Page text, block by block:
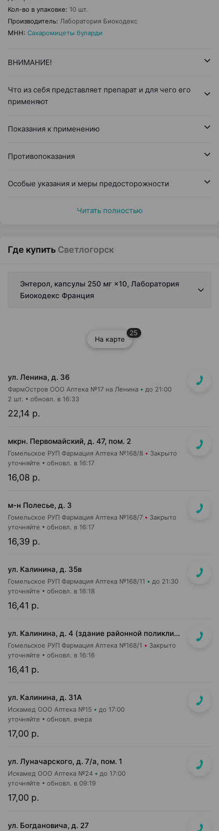
Кол-во в упаковке: 10 шт.
Производитель: Лаборатория Биокодекс
МНН: Сахаромицеты буларди
ВНИМАНИЕ!
Что из себя представляет препарат и для чего его
применяют
Показания к применению
Противопоказания
Особые указания и меры предосторожности
Читать полностью
Где купить Светлогорск
Энтерол, капсулы 250 мг ×10, Лаборатория
Биокодекс Франция
На карте
25
ул. Ленина, д. 36
ФармОстров ООО Аптека №17 на Ленина до 21:00
22,14 р.
2 шт. обновл. в 16:33
мкрн. Первомайский, д. 47, пом. 2
Гомельское РУП Фармация Аптека №168/8 Закрыто
16,08 р.
уточняйте обновл. в 16:17
м-н Полесье, д. 3
Гомельское РУП Фармация Аптека №168/7 Закрыто
16,39 р.
уточняйте обновл. в 16:17
ул. Калинина, д. 35в
Гомельское РУП Фармация Аптека №168/11 до 21:30
16,41 р.
уточняйте обновл. в 16:18
ул. Калинина, д. 4 (здание районной поликлиники)
Гомельское РУП Фармация Аптека №168/1 Закрыто
16,41 р.
уточняйте обновл. в 16:16
ул. Калинина, д. 31А
Искамед ООО Аптека №15 до 17:00
17,00 р.
уточняйте обновл. вчера
ул. Луначарского, д. 7/а, пом. 1
Искамед ООО Аптека №24 до 17:00
17,00 р.
уточняйте обновл. в 09:19
ул. Богдановича, д. 27